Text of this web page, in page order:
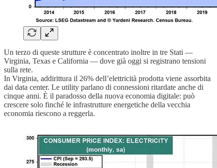
Un terzo di queste strutture è concentrato inoltre in tre Stati —
Virginia, Texas e California — dove già oggi si registrano tensioni
sulla rete.
In Virginia, addirittura il 26% dell’elettricità prodotta viene assorbita
dai data center. Le utility parlano di connessioni ritardate anche di
cinque anni. È il paradosso della nuova economia digitale: può
crescere solo finché le infrastrutture energetiche della vecchia
economia riescono a reggerla.